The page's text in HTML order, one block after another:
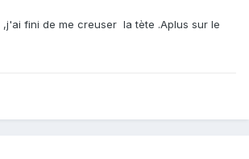
fini de me creuser la tète .Aplus sur le